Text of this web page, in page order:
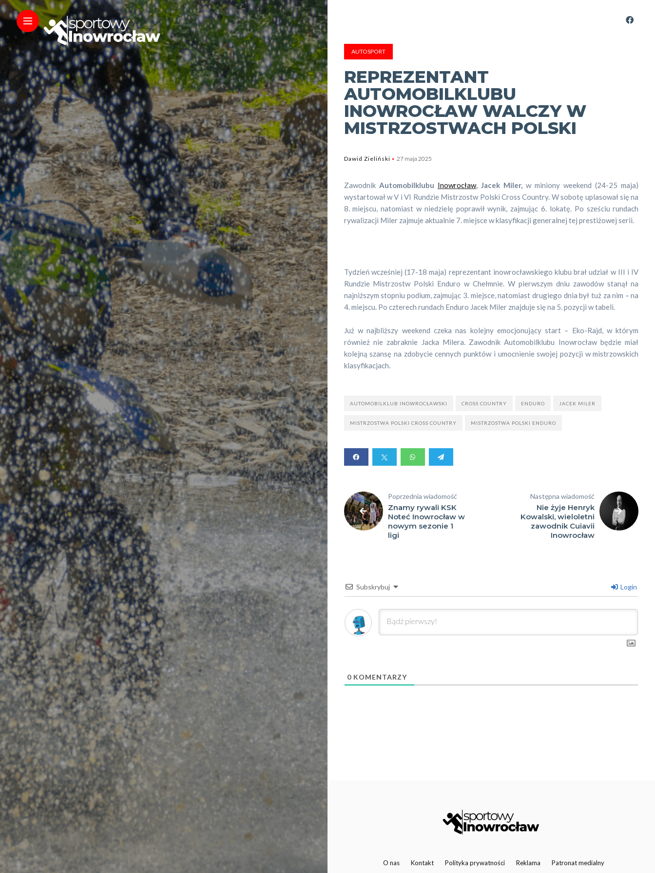
Sportowa
pogadanka
sportowe
Szukaj
AUTOSPORT
REPREZENTANT
AUTOMOBILKLUBU
INOWROCŁAW WALCZY W
MISTRZOSTWACH POLSKI
Dawid Zieliński 27 maja 2025
Zawodnik Automobilklubu Inowrocław, Jacek Miler,w miniony weekend (24-25 maja)
wystartował w V i VI Rundzie Mistrzostw Polski Cross Country. W sobotę uplasował się na
8. miejscu, natomiast w niedzielę poprawił wynik, zajmując 6. lokatę. Po sześciu rundach
rywalizacji Miler zajmuje aktualnie 7. miejsce w klasyfikacji generalnej tej prestiżowej serii.
Tydzień wcześniej (17-18 maja) reprezentant inowrocławskiego klubu brał udział w III i IV
Rundzie Mistrzostw Polski Enduro w Chełmnie. W pierwszym dniu zawodów stanął na
najniższym stopniu podium, zajmując 3. miejsce, natomiast drugiego dnia był tuż za nim – na
4. miejscu. Po czterech rundach Enduro Jacek Miler znajduje się na 5. pozycji w tabeli.
Już w najbliższy weekend czeka nas kolejny emocjonujący start – Eko-Rajd, w którym
również nie zabraknie Jacka Milera. Zawodnik Automobilklubu Inowrocław będzie miał
kolejną szansę na zdobycie cennych punktów i umocnienie swojej pozycji w mistrzowskich
klasyfikacjach.
AUTOMOBILKLUB INOWROCŁAWSKI CROSS COUNTRY ENDURO JACEK MILER
MISTRZOSTWA POLSKI CROSS COUNTRY MISTRZOSTWA POLSKI ENDURO
Poprzednia wiadomość
Znamy rywali KSK
Noteć Inowrocław w
nowym sezonie 1
ligi
Następna wiadomość
Nie żyje Henryk
Kowalski, wieloletni
zawodnik Cuiavii
Inowrocław
Subskrybuj Login
0KOMENTARZY
O nas Kontakt Polityka prywatności Reklama Patronat medialny